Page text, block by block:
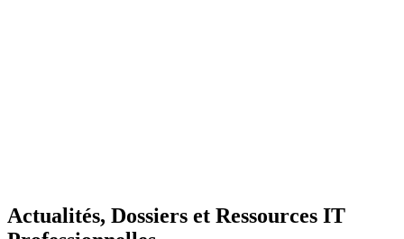
Actualités, Dossiers et Ressources IT